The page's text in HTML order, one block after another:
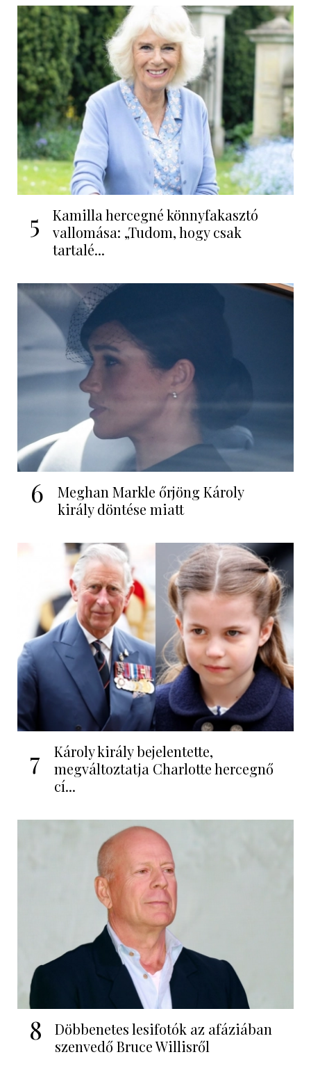
5
Kamilla hercegné könnyfakasztó
vallomása: „Tudom, hogy csak
tartalé...
6
Meghan Markle őrjöng Károly
király döntése miatt
7
Károly király bejelentette,
megváltoztatja Charlotte hercegnő
cí...
8
Döbbenetes lesifotók az afáziában
szenvedő Bruce Willisről